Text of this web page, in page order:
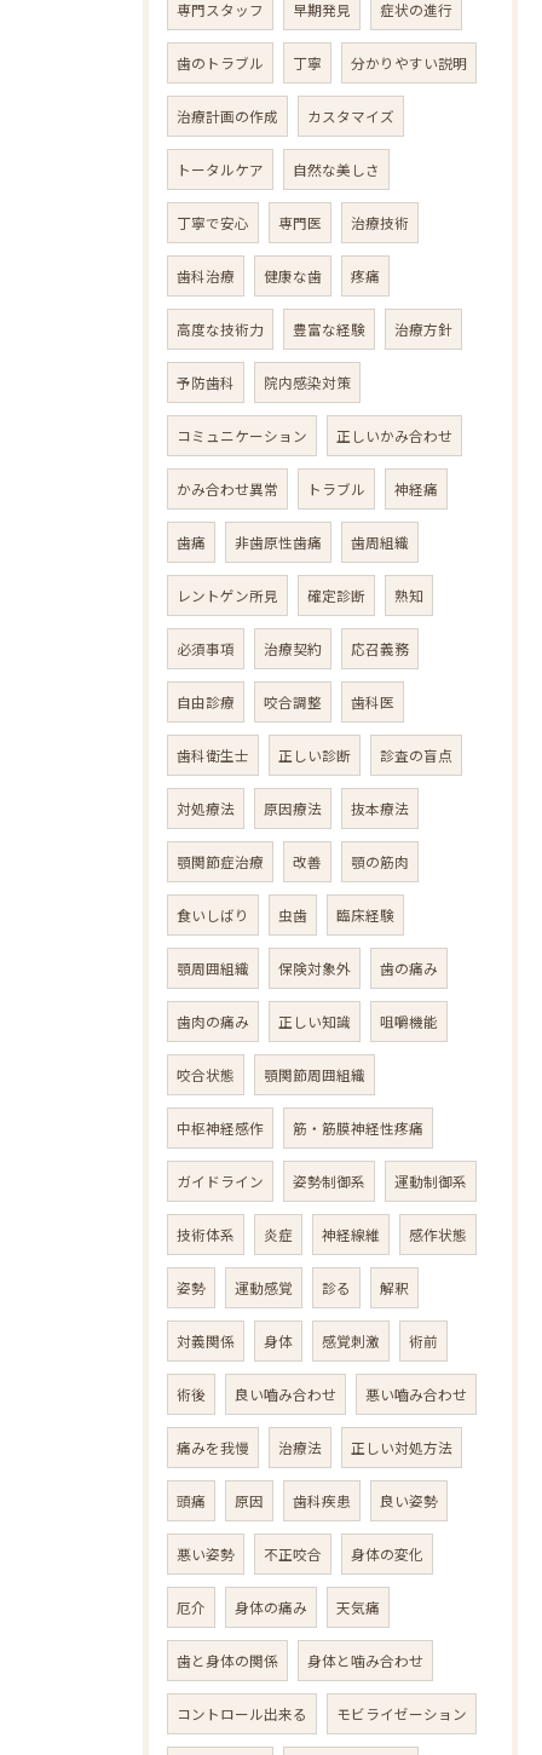
専門スタッフ 早期発見 症状の進行
歯のトラブル 丁寧 分かりやすい説明
治療計画の作成 カスタマイズ
トータルケア 自然な美しさ
丁寧で安心 専門医 治療技術
歯科治療 健康な歯 疼痛
高度な技術力 豊富な経験 治療方針
予防歯科 院内感染対策
コミュニケーション 正しいかみ合わせ
かみ合わせ異常 トラブル 神経痛
歯痛 非歯原性歯痛 歯周組織
レントゲン所見 確定診断 熟知
必須事項 治療契約 応召義務
自由診療 咬合調整 歯科医
歯科衛生士 正しい診断 診査の盲点
対処療法 原因療法 抜本療法
顎関節症治療 改善 顎の筋肉
食いしばり 虫歯 臨床経験
顎周囲組織 保険対象外 歯の痛み
歯肉の痛み 正しい知識 咀嚼機能
咬合状態 顎関節周囲組織
中枢神経感作 筋・筋膜神経性疼痛
ガイドライン 姿勢制御系 運動制御系
技術体系 炎症 神経線維 感作状態
姿勢 運動感覚 診る 解釈
対義関係 身体 感覚刺激 術前
術後 良い嚙み合わせ 悪い嚙み合わせ
痛みを我慢 治療法 正しい対処方法
頭痛 原因 歯科疾患 良い姿勢
悪い姿勢 不正咬合 身体の変化
厄介 身体の痛み 天気痛
歯と身体の関係 身体と噛み合わせ
コントロール出来る モビライゼーション